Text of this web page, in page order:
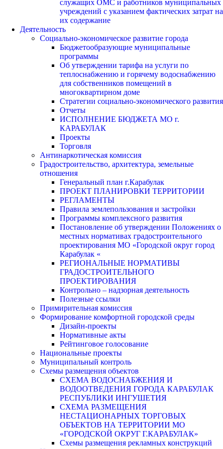
служащих ОМС и работников муниципальных
учреждений с указанием фактических затрат на
их содержание
Деятельность
Социально-экономическое развитие города
Бюджетообразующие муниципальные
программы
Об утверждении тарифа на услуги по
теплоснабжению и горячему водоснабжению
для собственников помещений в
многоквартирном доме
Стратегии социально-экономического развития
Отчеты
ИСПОЛНЕНИЕ БЮДЖЕТА МО г.
КАРАБУЛАК
Проекты
Торговля
Антинаркотическая комиссия
Градостроительство, архитектура, земельные
отношения
Генеральный план г.Карабулак
ПРОЕКТ ПЛАНИРОВКИ ТЕРРИТОРИИ
РЕГЛАМЕНТЫ
Правила землепользования и застройки
Программы комплексного развития
Постановление об утверждении Положениях о
местных нормативах градостроительного
проектирования МО «Городской округ город
Карабулак «
РЕГИОНАЛЬНЫЕ НОРМАТИВЫ
ГРАДОСТРОИТЕЛЬНОГО
ПРОЕКТИРОВАНИЯ
Контрольно – надзорная деятельность
Полезные ссылки
Примирительная комиссия
Формирование комфортной городской среды
Дизайн-проекты
Нормативные акты
Рейтинговое голосование
Национальные проекты
Муниципальный контроль
Схемы размещения объектов
СХЕМА ВОДОСНАБЖЕНИЯ И
ВОДООТВЕДЕНИЯ ГОРОДА КАРАБУЛАК
РЕСПУБЛИКИ ИНГУШЕТИЯ
СХЕМА РАЗМЕЩЕНИЯ
НЕСТАЦИОНАРНЫХ ТОРГОВЫХ
ОБЪЕКТОВ НА ТЕРРИТОРИИ МО
«ГОРОДСКОЙ ОКРУГ Г.КАРАБУЛАК»
Схемы размещения рекламных конструкций